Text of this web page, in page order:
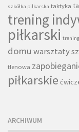
szkółka piłkarska taktyka
trening
piłkarski
domu warsztaty
tlenowa
piłkarskie
ARCHIWUM